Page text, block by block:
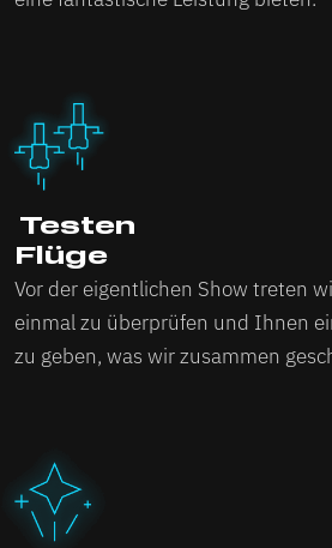
‍ Testen
Flüge
Vor der eigentlichen Show treten
einmal zu überprüfen und Ihnen
zu geben, was wir zusammen